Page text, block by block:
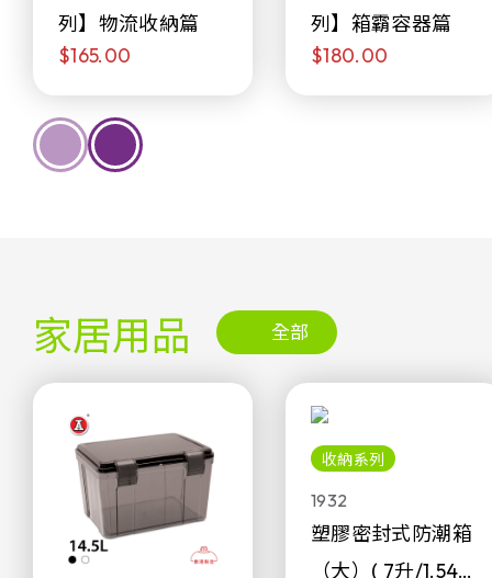
列】物流收納篇
$165.00
列】箱霸容器篇
$180.00
家居用品 全部
收納系列
1932
塑膠密封式防潮箱
（大）( 7升/1.54加